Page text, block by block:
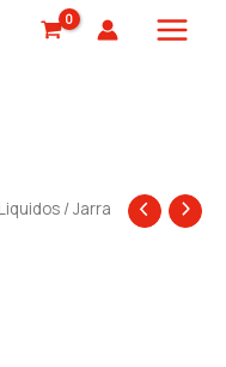
Liquidos / Jarra